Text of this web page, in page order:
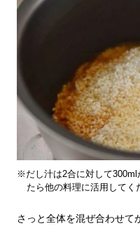
※だし汁は2合に対して300ml
たら他の料理に活用してく
さっと全体を混ぜ合わせて